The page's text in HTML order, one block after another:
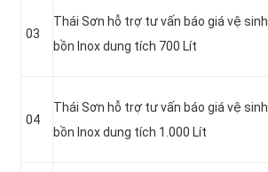
03
Thái Sơn hỗ trợ tư vấn báo giá vệ sinh
bồn Inox dung tích 700 Lít
04
Thái Sơn hỗ trợ tư vấn báo giá vệ sinh
bồn Inox dung tích 1.000 Lít